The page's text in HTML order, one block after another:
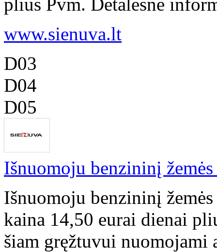
www.sienuva.lt
D03
D04
D05
Išnuomoju benzininį
Išnuomoju benzininį
kaina 14,50 eurai dienai
šiam gręžtuvui nuomojami